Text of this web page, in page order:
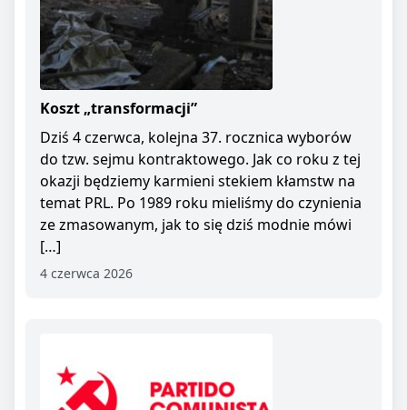
Koszt „transformacji”
Dziś 4 czerwca, kolejna 37. rocznica wyborów
do tzw. sejmu kontraktowego. Jak co roku z tej
okazji będziemy karmieni stekiem kłamstw na
temat PRL. Po 1989 roku mieliśmy do czynienia
ze zmasowanym, jak to się dziś modnie mówi
[…]
4 czerwca 2026